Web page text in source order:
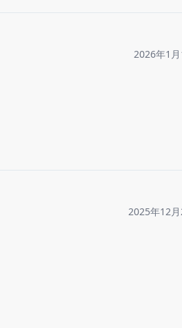
2026年1
2025年12